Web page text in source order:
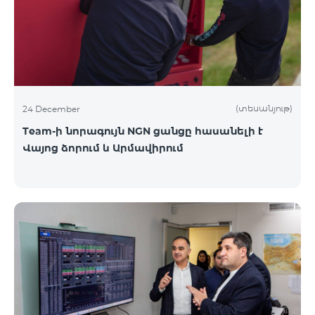
24 December (տեսանյութ)
Team-ի նորագույն NGN ցանցը հասանելի է
Վայոց ձորում և Արմավիրում